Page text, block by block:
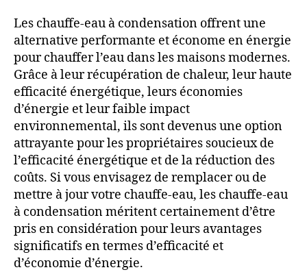
Les chauffe-eau à condensation offrent une
alternative performante et économe en énergie
pour chauffer l’eau dans les maisons modernes.
Grâce à leur récupération de chaleur, leur haute
efficacité énergétique, leurs économies
d’énergie et leur faible impact
environnemental, ils sont devenus une option
attrayante pour les propriétaires soucieux de
l’efficacité énergétique et de la réduction des
coûts. Si vous envisagez de remplacer ou de
mettre à jour votre chauffe-eau, les chauffe-eau
à condensation méritent certainement d’être
pris en considération pour leurs avantages
significatifs en termes d’efficacité et
d’économie d’énergie.